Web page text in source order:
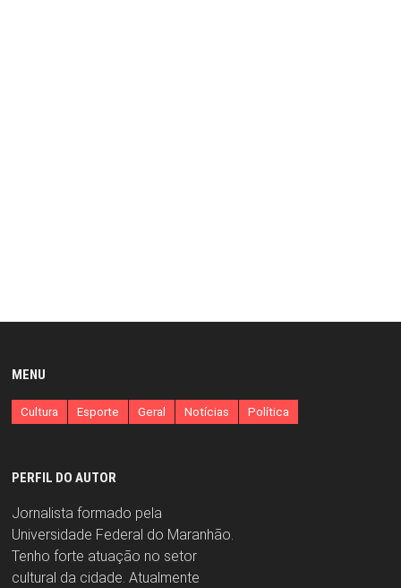
MENU
Cultura Esporte Geral Notícias Política
PERFIL DO AUTOR
Jornalista formado pela
Universidade Federal do Maranhão.
Tenho forte atuação no setor
cultural da cidade. Atualmente